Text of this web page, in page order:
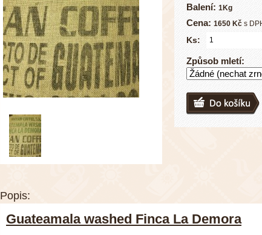
Balení: 1Kg
Cena: 1650 Kč s
Ks:
Způsob mletí:
Popis:
Guateamala washed Finca La Demora